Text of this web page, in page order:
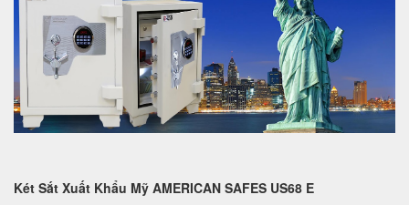
Két Sắt Xuất Khẩu Mỹ AMERICAN SAFES US68 E